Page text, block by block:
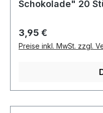
Regulärer Preis:
3,95 €
Preise inkl. MwSt. zzgl.